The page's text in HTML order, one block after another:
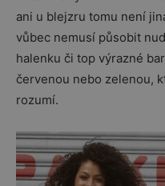
ani u blejzru tomu není
vůbec nemusí působit
halenku či top výrazné
červenou nebo zelenou,
rozumí.